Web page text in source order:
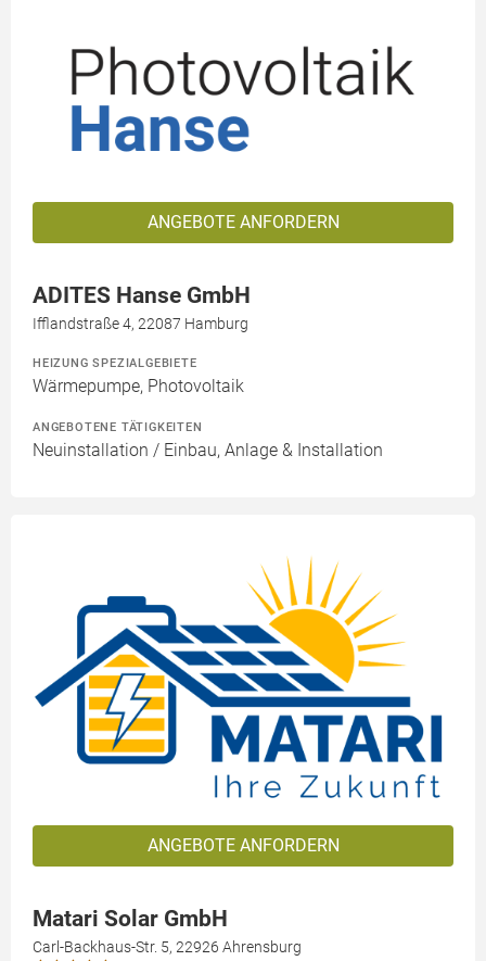
ANGEBOTE ANFORDERN
ADITES Hanse GmbH
Ifflandstraße 4, 22087 Hamburg
HEIZUNG SPEZIALGEBIETE
Wärmepumpe, Photovoltaik
ANGEBOTENE TÄTIGKEITEN
Neuinstallation / Einbau, Anlage & Installation
ANGEBOTE ANFORDERN
Matari Solar GmbH
Carl-Backhaus-Str. 5, 22926 Ahrensburg